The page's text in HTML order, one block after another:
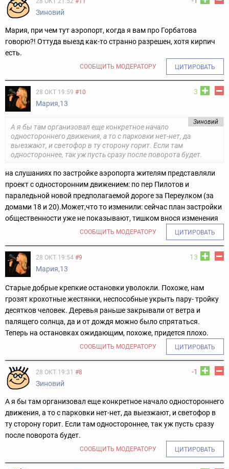
Зиновий
Мария, при чем тут аэропорт, когда я вам про Горбатова
говорю?! Оттуда выезд как-то странно разрешен, хотя кирпич
есть.
СООБЩИТЬ МОДЕРАТОРУ ЦИТИРОВАТЬ
3
28 ОКТ 19:59 #10
Мария,13
Зиновий
А я бы там организовал еще конкретное начало
одностороннего движения, а то с парковки нет-нет, да
выезжают, и светофор в ту сторону горит. Если там
одностороннее, так уж пусть сразу после поворота будет.
на слушаниях по застройке аэропорта жителям представляли
проект с односторонним движением: по пер Пилотов и
параледьной новой предполагаемой дороге за Переулком (за
домами 18 и 20).Может,что то изменили: сейчас план застройки
общественности уже не показывают, тишком внося изменения
СООБЩИТЬ МОДЕРАТОРУ ЦИТИРОВАТЬ
13
28 ОКТ 19:54 #9
Мария,13
Старые добрые крепкие остановки уволокли. Похоже, нам
грозят крохотные жестянки, неспособные укрыть пару- тройку
десятков человек. Деревья раньше закрывали от ветра и
палящего солнца, да и от дождя можно было спрятаться.
Теперь на остановках ожидающим, похоже, придется плохо.
СООБЩИТЬ МОДЕРАТОРУ ЦИТИРОВАТЬ
-1
28 ОКТ 19:31 #8
Зиновий
А я бы там организовал еще конкретное начало одностороннего
движения, а то с парковки нет-нет, да выезжают, и светофор в
ту сторону горит. Если там одностороннее, так уж пусть сразу
после поворота будет.
СООБЩИТЬ МОДЕРАТОРУ ЦИТИРОВАТЬ